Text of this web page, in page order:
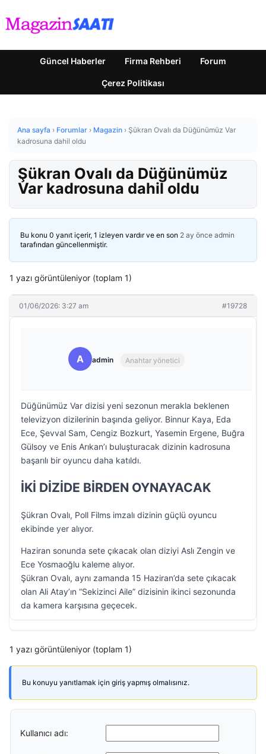
Güncel Haberler Firma Rehberi Forum
Çerez Politikası
Ana sayfa › Forumlar › Magazin › Şükran Ovalı da Düğünümüz Var
kadrosuna dahil oldu
Şükran Ovalı da Düğünümüz
Var kadrosuna dahil oldu
Bu konu 0 yanıt içerir, 1 izleyen vardır ve en son 2 ay önce admin
tarafından güncellenmiştir.
1 yazı görüntüleniyor (toplam 1)
01/06/2026: 3:27 am #19728
A admin Anahtar yönetici
Düğünümüz Var dizisi yeni sezonun merakla beklenen
televizyon dizilerinin başında geliyor. Binnur Kaya, Eda
Ece, Şevval Sam, Cengiz Bozkurt, Yasemin Ergene, Buğra
Gülsoy ve Enis Arıkan’ı buluşturacak dizinin kadrosuna
başarılı bir oyuncu daha katıldı.
İKİ DİZİDE BİRDEN OYNAYACAK
Şükran Ovalı, Poll Films imzalı dizinin güçlü oyuncu
ekibinde yer alıyor.
Haziran sonunda sete çıkacak olan diziyi Aslı Zengin ve
Ece Yosmaoğlu kaleme alıyor.
Şükran Ovalı, aynı zamanda 15 Haziran’da sete çıkacak
olan Ali Atay’ın “Sekizinci Aile” dizisinin ikinci sezonunda
da kamera karşısına geçecek.
1 yazı görüntüleniyor (toplam 1)
Bu konuyu yanıtlamak için giriş yapmış olmalısınız.
Kullanıcı adı: